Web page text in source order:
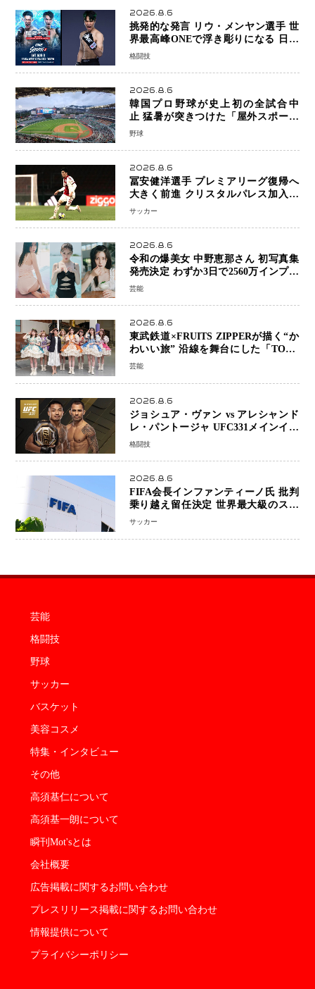
2026.8.6
挑発的な発言 リウ・メンヤン選手 世
界最高峰ONEで浮き彫りになる 日本
キックボクシングが直面する“技術
格闘技
2026.8.6
韓国プロ野球が史上初の全試合中
止 猛暑が突きつけた「屋外スポーツ
の限界」 日本発のドーム型施設時代
野球
2026.8.6
冨安健洋選手 プレミアリーグ復帰へ
大きく前進 クリスタルパレス加入目
前 メディカルチェックも通過
サッカー
2026.8.6
令和の爆美女 中野恵那さん 初写真集
発売決定 わずか3日で2560万インプレ
ッションを記録した話題の美貌を凝縮
芸能
2026.8.6
東武鉄道×FRUITS ZIPPERが描く“か
わいい旅” 沿線を舞台にした「TOBU
KAWAII PROJECT」が開幕
芸能
2026.8.6
ジョシュア・ヴァン vs アレシャンド
レ・パントージャ UFC331メインイベ
ントで再戦決定 「完全決着」に世界
格闘技
2026.8.6
FIFA会長インファンティーノ氏 批判
乗り越え留任決定 世界最大級のスポ
ーツ組織を支える「権威」は揺るがず
サッカー
芸能
格闘技
野球
サッカー
バスケット
美容コスメ
特集・インタビュー
その他
高須基仁について
高須基一朗について
瞬刊Mot'sとは
会社概要
広告掲載に関するお問い合わせ
プレスリリース掲載に関するお問い合わせ
情報提供について
プライバシーポリシー